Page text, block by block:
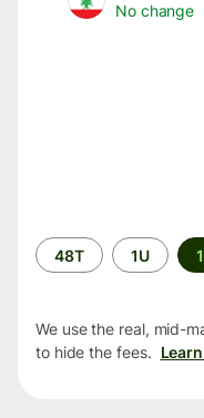
No change
Time
period
48T 1U
We use the real, mid-
to hide the fees.